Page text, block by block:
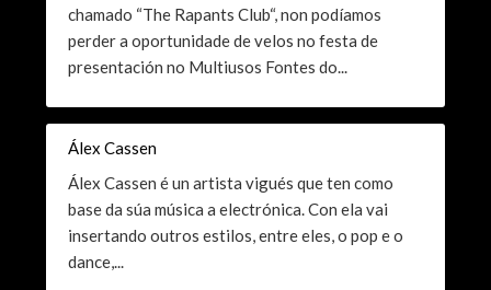
chamado “The Rapants Club“, non podíamos
perder a oportunidade de velos no festa de
presentación no Multiusos Fontes do...
Álex Cassen
Álex Cassen é un artista vigués que ten como
base da súa música a electrónica. Con ela vai
insertando outros estilos, entre eles, o pop e o
dance,...